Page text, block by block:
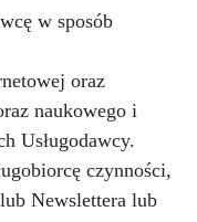
w sposób
oraz
naukowego i
Usługodawcy.
czynności,
Newslettera lub